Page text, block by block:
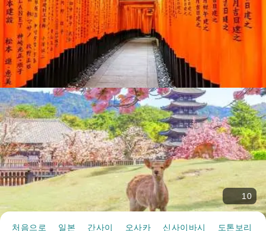
10
처음으로 일본 간사이 오사카 신사이바시 도톤보리